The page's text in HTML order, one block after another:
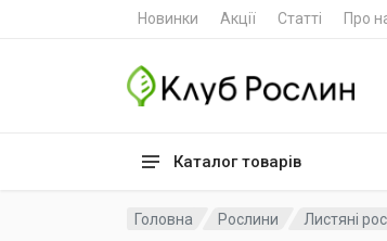
Новинки Акції Статті Про
Каталог товарів
Головна Рослини Листяні